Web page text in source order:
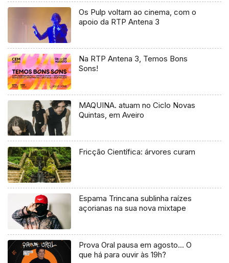
Os Pulp voltam ao cinema, com o
apoio da RTP Antena 3
Na RTP Antena 3, Temos Bons
Sons!
MAQUINA. atuam no Ciclo Novas
Quintas, em Aveiro
Fricção Científica: árvores curam
Espama Trincana sublinha raízes
açorianas na sua nova mixtape
Prova Oral pausa em agosto… O
que há para ouvir às 19h?